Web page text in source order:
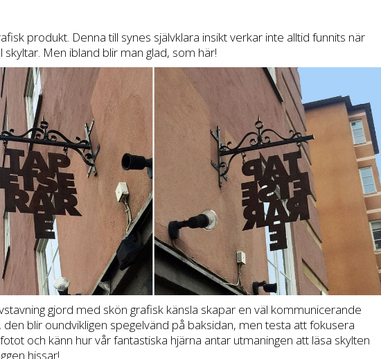
produkt. Denna till synes självklara insikt verkar inte alltid funnits när
Men ibland blir man glad, som här!
gjord med skön grafisk känsla skapar en väl kommunicerande
den blir oundvikligen spegelvänd på baksidan, men testa att fokusera
och känn hur vår fantastiska hjärna antar utmaningen att läsa skylten
hissar!